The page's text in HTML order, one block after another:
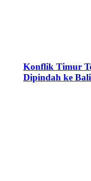
Konflik Timur
Dipindah ke Bali